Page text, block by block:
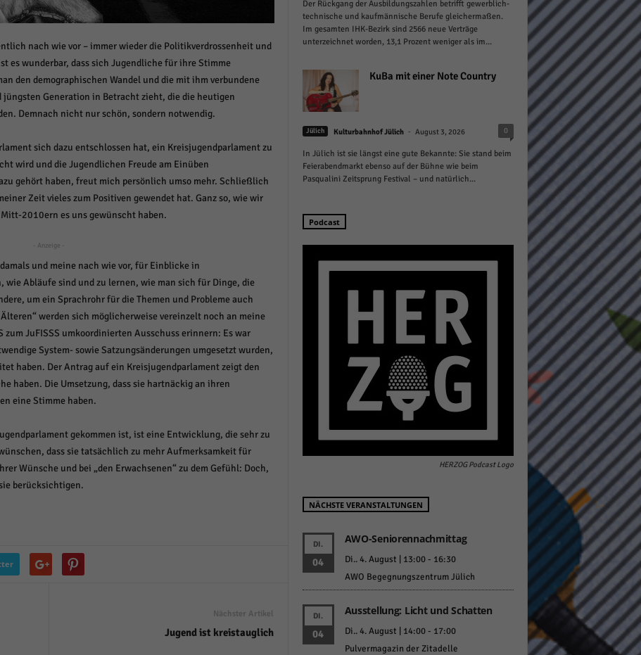
nach wie vor – immer wieder die Politikverdrossenheit und
es wunderbar, dass sich Jugendliche für ihre Stimme
den demographischen Wandel und die mit ihm verbundene
Generation in Betracht zieht, die die heutigen
Demnach nicht nur schön, sondern notwendig.
sich dazu entschlossen hat, ein Kreisjugendparlament zu
wird und die Jugendlichen Freude am Einüben
gehört haben, freut mich persönlich umso mehr. Schließlich
Zeit vieles zum Positiven gewendet hat. Ganz so, wie wir
2010ern es uns gewünscht haben.
- Anzeige -
und meine nach wie vor, für Einblicke in
wie Abläufe sind und zu lernen, wie man sich für Dinge, die
um ein Sprachrohr für die Themen und Probleme auch
werden sich möglicherweise vereinzelt noch an meine
zum JuFISSS umkoordinierten Ausschuss erinnern: Es war
System- sowie Satzungsänderungen umgesetzt wurden,
haben. Der Antrag auf ein Kreisjugendparlament zeigt den
haben. Die Umsetzung, dass sie hartnäckig an ihren
eine Stimme haben.
gekommen ist, ist eine Entwicklung, die sehr zu
dass sie tatsächlich zu mehr Aufmerksamkeit für
Wünsche und bei „den Erwachsenen“ zu dem Gefühl: Doch,
berücksichtigen.
Nächster Artikel
Jugend ist kreistauglich
Der Rückgang der Ausbildungszahlen betrifft gewerblich-
technische und kaufmännische Berufe gleichermaßen.
Im gesamten IHK-Bezirk sind 2566 neue Verträge
unterzeichnet worden, 13,1 Prozent weniger als im...
KuBa mit einer Note Country
Jülich Kulturbahnhof Jülich - August 3, 2026 0
In Jülich ist sie längst eine gute Bekannte: Sie stand beim
Feierabendmarkt ebenso auf der Bühne wie beim
Pasqualini Zeitsprung Festival – und natürlich...
Podcast
HERZOG Podcast Logo
NÄCHSTE VERANSTALTUNGEN
DI.
04
AWO-Seniorennachmittag
Di.. 4. August | 13:00- 16:30
AWO Begegnungszentrum Jülich
DI.
04
Ausstellung: Licht und Schatten
Di.. 4. August | 14:00- 17:00
Pulvermagazin der Zitadelle
(1)
Cookies ermöglichen grundlegende Funktionen und sind für die einwandfreie
der Website erforderlich.
Cookie-Informationen anzeigen
(1)
Cookies erfassen Informationen anonym. Diese Informationen helfen uns zu verstehen,
unsere Besucher unsere Website nutzen.
Cookie-Informationen anzeigen
(1)
Cookies werden von Drittanbietern oder Publishern verwendet, um personalisierte
anzuzeigen. Sie tun dies, indem sie Besucher über Websites hinweg verfolgen.
Medien (6)
von Videoplattformen und Social-Media-Plattformen werden standardmäßig blockiert.
Cookies von externen Medien akzeptiert werden, bedarf der Zugriff auf diese Inhalte
manuellen Einwilligung mehr.
Cookie-Informationen anzeigen
by Borlabs Cookie Datenschutzerklärung Impressum